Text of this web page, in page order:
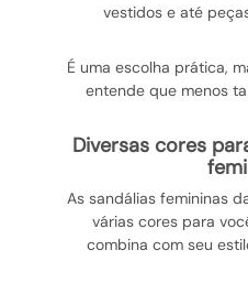
vestidos e até
É uma escolha prática,
entende que menos
diversas cores para seu novo calçado
As sandálias femininas
várias cores para
combina com seu